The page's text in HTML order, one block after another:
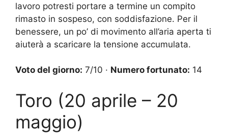
lavoro potresti portare a termine un compito
rimasto in sospeso, con soddisfazione. Per il
benessere, un po’ di movimento all’aria aperta ti
aiuterà a scaricare la tensione accumulata.
Voto del giorno: 7/10 · Numero fortunato: 14
Toro (20 aprile – 20
maggio)